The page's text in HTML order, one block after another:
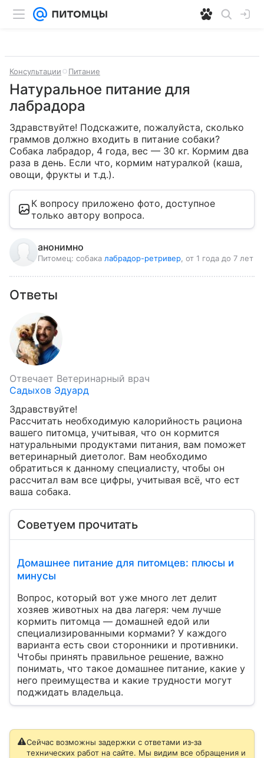
Консультации Питание
Натуральное питание для
лабрадора
Здравствуйте! Подскажите, пожалуйста, сколько
граммов должно входить в питание собаки?
Собака лабрадор, 4 года, вес — 30 кг. Кормим два
раза в день. Если что, кормим натуралкой (каша,
овощи, фрукты и т.д.).
К вопросу приложено фото, доступное
только автору вопроса.
анонимно
Питомец: собака лабрадор-ретривер , от 1 года до 7 лет
Ответы
Отвечает Ветеринарный врач
Садыхов Эдуард
Здравствуйте!
Рассчитать необходимую калорийность рациона
вашего питомца, учитывая, что он кормится
натуральными продуктами питания, вам поможет
ветеринарный диетолог. Вам необходимо
обратиться к данному специалисту, чтобы он
рассчитал вам все цифры, учитывая всё, что ест
ваша собака.
Советуем прочитать
Домашнее питание для питомцев: плюсы и
минусы
Вопрос, который вот уже много лет делит
хозяев животных на два лагеря: чем лучше
кормить питомца — домашней едой или
специализированными кормами? У каждого
варианта есть свои сторонники и противники.
Чтобы принять правильное решение, важно
понимать, что такое домашнее питание, какие у
него преимущества и какие трудности могут
поджидать владельца.
Сейчас возможны задержки с ответами из‑за
технических работ на сайте. Мы видим все обращения и